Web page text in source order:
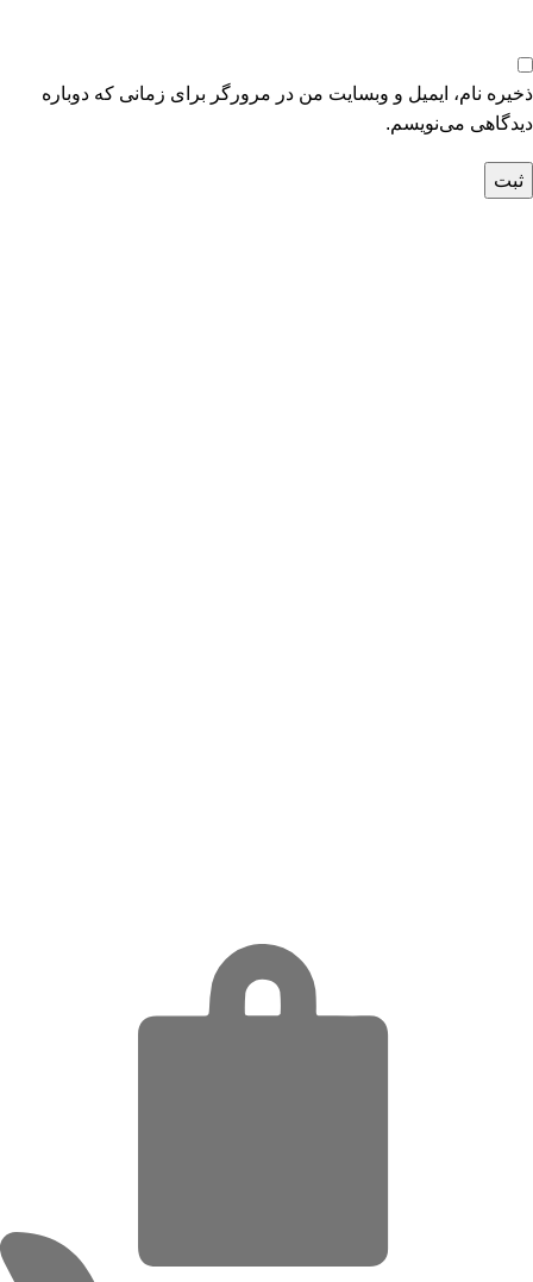
ذخیره نام، ایمیل و وبسایت من در مرورگر برای زمانی که دوباره
دیدگاهی می‌نویسم.